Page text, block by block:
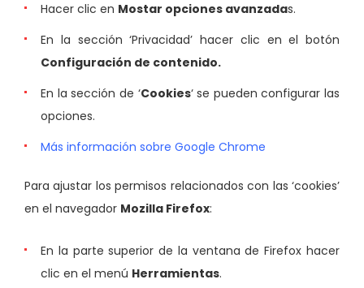
Hacer clic en Mostar opciones avanzadas.
En la sección ‘Privacidad’ hacer clic en el botón
Configuración de contenido.
En la sección de ‘Cookies‘ se pueden configurar las
opciones.
Más información sobre Google Chrome
Para ajustar los permisos relacionados con las ‘cookies’
en el navegador Mozilla Firefox:
En la parte superior de la ventana de Firefox hacer
clic en el menú Herramientas.